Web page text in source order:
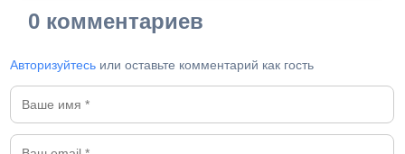
0 комментариев
Авторизуйтесь или оставьте комментарий как гость